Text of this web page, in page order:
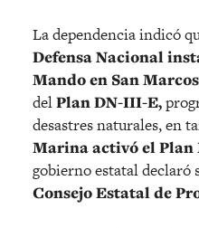
La dependencia indicó
Defensa Nacional
Mando en San Marcos
delPlan DN-III-E,
desastres naturales, en
Marina activó el
gobierno estatal
Consejo Estatal de